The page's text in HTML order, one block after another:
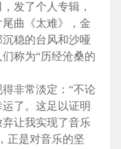
发了个人专辑，
曲《太难》，金
稳的台风和沙哑
称为“历经沧桑的
非常淡定：“不论
了。这足以证明
让我实现了音乐
正是对音乐的坚